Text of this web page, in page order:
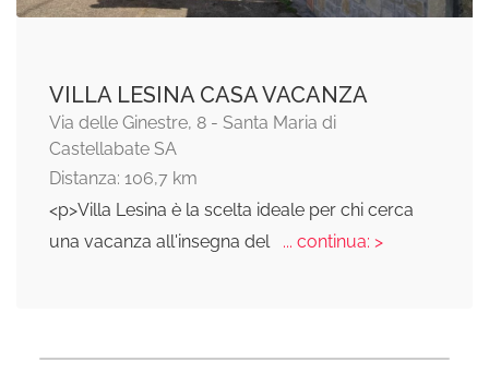
VILLA LESINA CASA VACANZA
Via delle Ginestre, 8 - Santa Maria di
Castellabate SA
Distanza: 106,7 km
<p>Villa Lesina è la scelta ideale per chi cerca
una vacanza all'insegna del
... continua: >